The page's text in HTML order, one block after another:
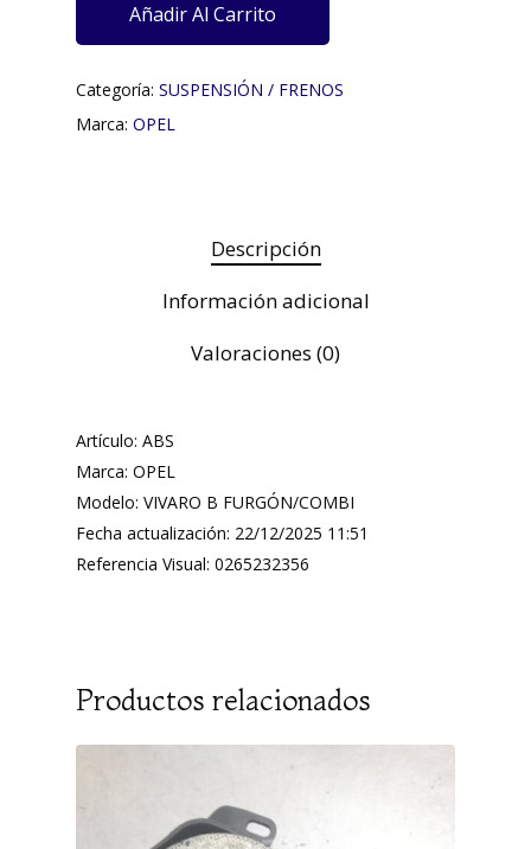
Añadir Al Carrito
Categoría: SUSPENSIÓN / FRENOS
Marca: OPEL
Descripción
Información adicional
Valoraciones (0)
Artículo: ABS
Marca: OPEL
Modelo: VIVARO B FURGÓN/COMBI
Fecha actualización: 22/12/2025 11:51
Referencia Visual: 0265232356
Productos relacionados